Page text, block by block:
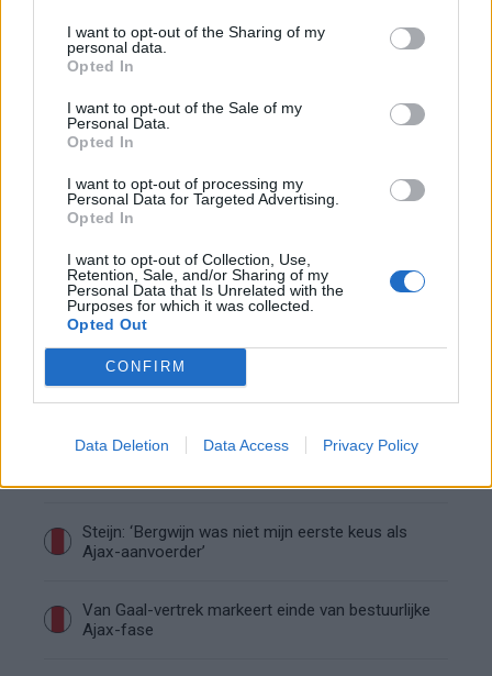
I want to opt-out of the Sharing of my
personal data.
Opted In
I want to opt-out of the Sale of my
Personal Data.
Opted In
I want to opt-out of processing my
Personal Data for Targeted Advertising.
Opted In
I want to opt-out of Collection, Use,
Retention, Sale, and/or Sharing of my
Personal Data that Is Unrelated with the
Purposes for which it was collected.
Opted Out
CONFIRM
Data Deletion Data Access Privacy Policy
Blind kan bij Ajax de speler naast Míchel worden
“Twente was toen niet haalbaar”: Weghorst blikt
De transferprioriteiten van Ajax worden steeds
Ajax begint voorbereiding met nederlaag: zo ziet
de route naar PEC eruit
Zo overtuigde PSV Sven Mijnans en bleef Ajax
Waarom steeds meer sleutelfiguren Ajax
Steijn: ‘Bergwijn was niet mijn eerste keus als
Ajax-aanvoerder’
Van Gaal-vertrek markeert einde van bestuurlijke
Ajax-fase